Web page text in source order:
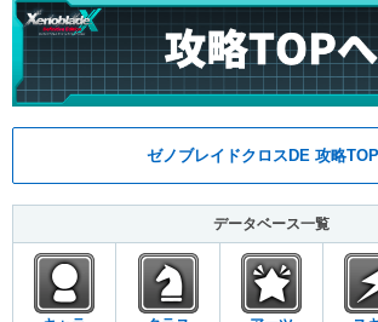
ゼノブレイドクロスDE 攻略TOP
データベース一覧